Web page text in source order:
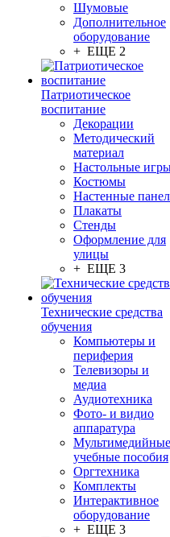
Шумовые
Дополнительное
оборудование
+ ЕЩЕ 2
Патриотическое
воспитание
Декорации
Методический
материал
Настольные
Костюмы
Настенные
Плакаты
Стенды
Оформление для
улицы
+ ЕЩЕ 3
Технические средства
обучения
Компьютеры и
периферия
Телевизоры и
медиа
Аудиотехника
Фото- и видио
аппаратура
Мультимедийные
учебные пособия
Оргтехника
Комплекты
Интерактивное
оборудование
+ ЕЩЕ 3